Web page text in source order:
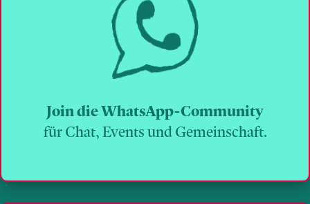
Join die WhatsApp-Community
für Chat, Events und Gemeinschaft.